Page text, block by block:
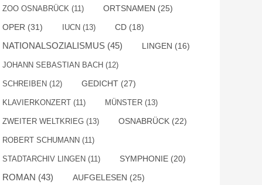
ZOO OSNABRÜCK (11) ORTSNAMEN (25)
OPER (31) IUCN (13) CD (18)
NATIONALSOZIALISMUS (45) LINGEN (16)
JOHANN SEBASTIAN BACH (12)
SCHREIBEN (12) GEDICHT (27)
KLAVIERKONZERT (11) MÜNSTER (13)
ZWEITER WELTKRIEG (13) OSNABRÜCK (22)
ROBERT SCHUMANN (11)
STADTARCHIV LINGEN (11) SYMPHONIE (20)
ROMAN (43) AUFGELESEN (25)